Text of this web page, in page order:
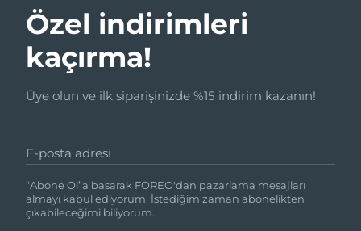
Özel indirimleri
kaçırma!
Üye olun ve ilk siparişinizde %15 indirim kazanın!
E-posta adresi
“Abone Ol”a basarak FOREO'dan pazarlama mesajları
almayı kabul ediyorum. İstediğim zaman abonelikten
çıkabileceğimi biliyorum.